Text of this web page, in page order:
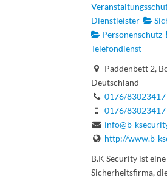
Dienstleister
Personenschutz
Telefondienst
Paddenbett 2,
Deutschland
0176/83023417
0176/83023417
info@b-
http://www.b-
B.K Security ist
Sicherheitsfirma,